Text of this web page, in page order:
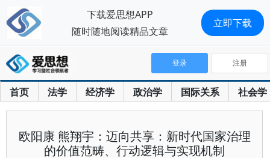
首页 法学 经济学 政治学 国际关系 社会学
登录 注册
欧阳康 熊翔宇：迈向共享：新时代国家治理
的价值范畴、行动逻辑与实现机制
下载爱思想APP
随时随地阅读精品文章
立即下载